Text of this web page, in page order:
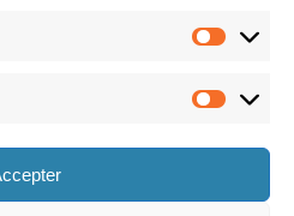
le vendredi 8h30-12h et 13h30-17h,